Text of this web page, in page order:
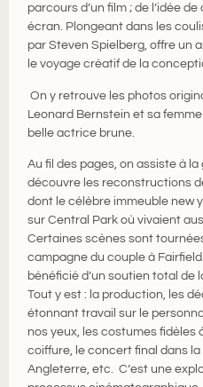
parcours d’un film ; de l’idée
écran. Plongeant dans les
par Steven Spielberg, offre un
le voyage créatif de la
On y retrouve les photos
Leonard Bernstein et sa
belle actrice brune.
Au fil des pages, on assiste à
découvre les reconstructions
dont le célèbre immeuble new
sur Central Park où vivaient
Certaines scènes sont
campagne du couple à
bénéficié d’un soutien total de
Tout y est : la production, les
étonnant travail sur le
nos yeux, les costumes fidèles
coiffure, le concert final dans la
Angleterre, etc. C’est une